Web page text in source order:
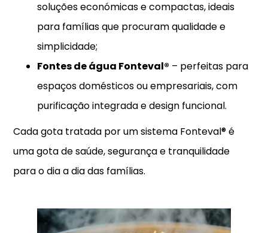
soluções económicas e compactas, ideais
para famílias que procuram qualidade e
simplicidade;
Fontes de água Fonteval® – perfeitas para
espaços domésticos ou empresariais, com
purificação integrada e design funcional.
Cada gota tratada por um sistema Fonteval® é
uma gota de saúde, segurança e tranquilidade
para o dia a dia das famílias.